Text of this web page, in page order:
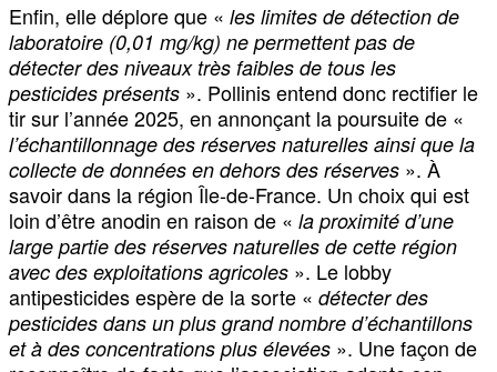
Enfin, elle déplore que « les limites de détection de
laboratoire (0,01 mg/kg) ne permettent pas de
détecter des niveaux très faibles de tous les
pesticides présents ». Pollinis entend donc rectifier le
tir sur l’année 2025, en annonçant la poursuite de «
l’échantillonnage des réserves naturelles ainsi que la
collecte de données en dehors des réserves ». À
savoir dans la région Île-de-France. Un choix qui est
loin d’être anodin en raison de « la proximité d’une
large partie des réserves naturelles de cette région
avec des exploitations agricoles ». Le lobby
antipesticides espère de la sorte « détecter des
pesticides dans un plus grand nombre d’échantillons
et à des concentrations plus élevées ». Une façon de